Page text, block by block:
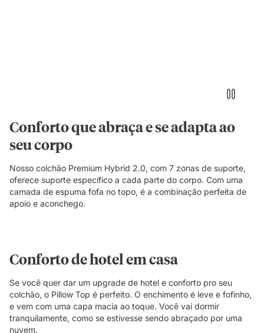
Conforto que abraça e se adapta ao
seu corpo
Nosso colchão Premium Hybrid 2.0, com 7 zonas de suporte,
oferece suporte específico a cada parte do corpo. Com uma
camada de espuma fofa no topo, é a combinação perfeita de
apoio e aconchego.
Conforto de hotel em casa
Se você quer dar um upgrade de hotel e conforto pro seu
colchão, o Pillow Top é perfeito. O enchimento é leve e fofinho,
e vem com uma capa macia ao toque. Você vai dormir
tranquilamente, como se estivesse sendo abraçado por uma
nuvem.